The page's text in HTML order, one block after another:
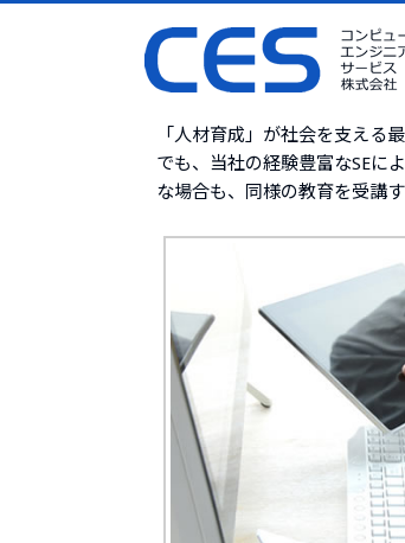
「人材育成」が社会を支える
でも、当社の経験豊富なSEに
な場合も、同様の教育を受講